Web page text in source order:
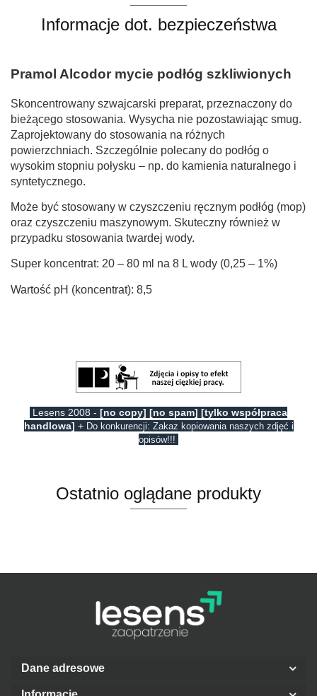
Informacje dot. bezpieczeństwa
Pramol Alcodor mycie podłóg szkliwionych
Skoncentrowany szwajcarski preparat, przeznaczony do
bieżącego stosowania. Wysycha nie pozostawiając smug.
Zaprojektowany do stosowania na różnych
powierzchniach. Szczególnie polecany do podłóg o
wysokim stopniu połysku – np. do kamienia naturalnego i
syntetycznego.
Może być stosowany w czyszczeniu ręcznym podłóg (mop)
oraz czyszczeniu maszynowym. Skuteczny również w
przypadku stosowania twardej wody.
Super koncentrat: 20 – 80 ml na 8 L wody (0,25 – 1%)
Wartość pH (koncentrat): 8,5
Lesens 2008 - [no copy] [no spam] [tylko współpraca
handlowa] + Do konkurencji: Zakaz kopiowania naszych zdjęć i
opisów!!!
Ostatnio oglądane produkty
Dane adresowe